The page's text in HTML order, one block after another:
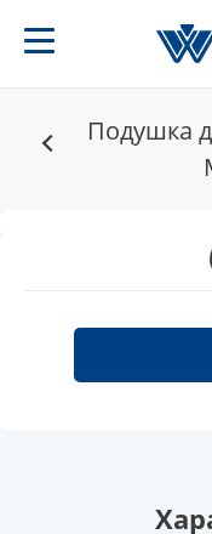
Подушка